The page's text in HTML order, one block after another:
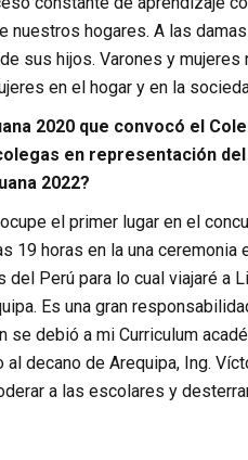
nuestros hogares. A las
sus hijos. Varones y mujeres
en el hogar y en la
2020 que convocó el
en representación
2022?
el primer lugar en el
19 horas en la una ceremonia
Perú para lo cual viajaré a
Es una gran
debió a mi Curriculum
decano de Arequipa, Ing.
a las escolares y